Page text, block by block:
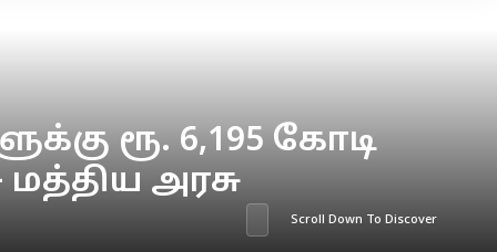
ரூ. 6,195 கோடி
மத்திய அரசு
Scroll Down To Discover